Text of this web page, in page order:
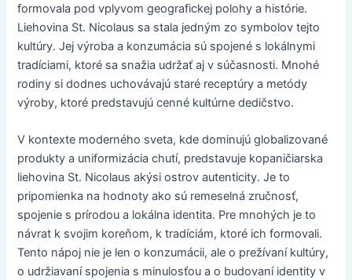
formovala pod vplyvom geografickej polohy a histórie.
Liehovina St. Nicolaus sa stala jedným zo symbolov tejto
kultúry. Jej výroba a konzumácia sú spojené s lokálnymi
tradíciami, ktoré sa snažia udržať aj v súčasnosti. Mnohé
rodiny si dodnes uchovávajú staré receptúry a metódy
výroby, ktoré predstavujú cenné kultúrne dedičstvo.
V kontexte moderného sveta, kde dominujú globalizované
produkty a uniformizácia chutí, predstavuje kopaničiarska
liehovina St. Nicolaus akýsi ostrov autenticity. Je to
pripomienka na hodnoty ako sú remeselná zručnosť,
spojenie s prírodou a lokálna identita. Pre mnohých je to
návrat k svojim koreňom, k tradíciám, ktoré ich formovali.
Tento nápoj nie je len o konzumácii, ale o prežívaní kultúry,
o udržiavaní spojenia s minulosťou a o budovaní identity v